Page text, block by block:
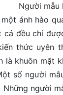
Người mẫu
ánh hào
cả đều chỉ
thức uyên
là khuôn mặt
số người
Những người